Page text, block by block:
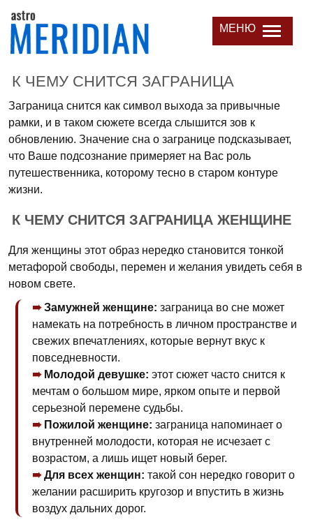
МЕНЮ
К ЧЕМУ СНИТСЯ ЗАГРАНИЦА
Заграница снится как символ выхода за привычные
рамки, и в таком сюжете всегда слышится зов к
обновлению. Значение сна о загранице подсказывает,
что Ваше подсознание примеряет на Вас роль
путешественника, которому тесно в старом контуре
жизни.
К ЧЕМУ СНИТСЯ ЗАГРАНИЦА ЖЕНЩИНЕ
Для женщины этот образ нередко становится тонкой
метафорой свободы, перемен и желания увидеть себя в
новом свете.
Замужней женщине: заграница во сне может
намекать на потребность в личном пространстве и
свежих впечатлениях, которые вернут вкуc к
повседневности.
Молодой девушке: этот сюжет часто снится к
мечтам о большом мире, ярком опыте и первой
серьезной перемене судьбы.
Пожилой женщине: заграница напоминает о
внутренней молодости, которая не исчезает с
возрастом, а лишь ищет новый берег.
Для всех женщин: такой сон нередко говорит о
желании расширить кругозор и впустить в жизнь
воздух дальних дорог.